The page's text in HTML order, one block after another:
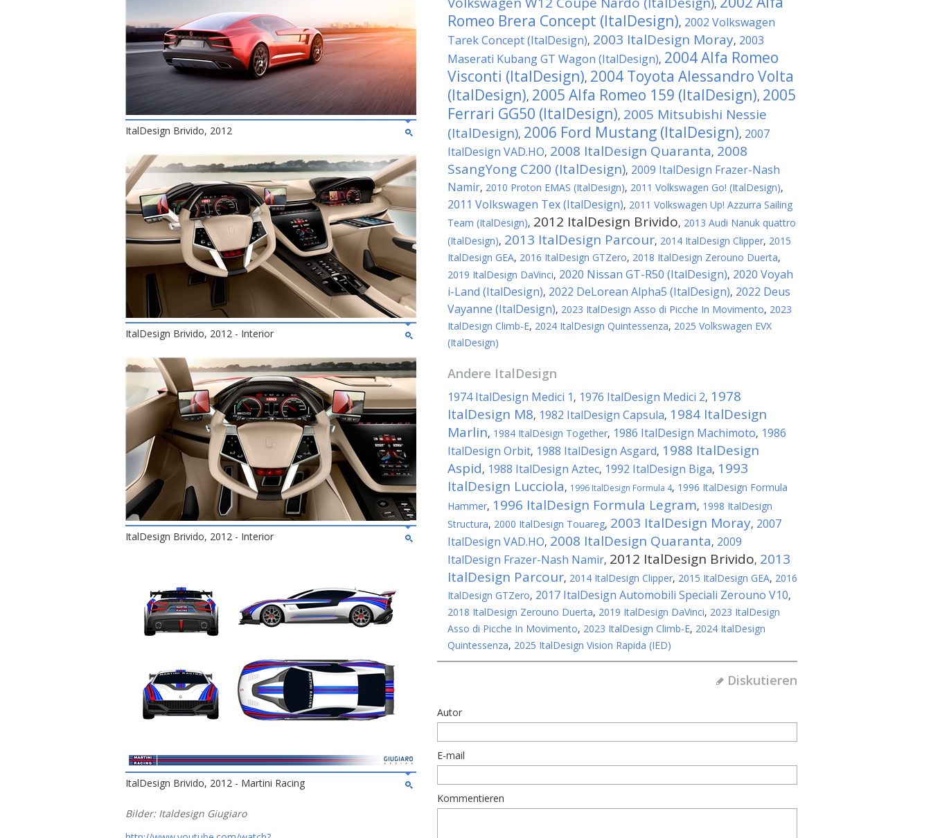
ItalDesign Brivido, 2012
ItalDesign Brivido, 2012 - Interior
ItalDesign Brivido, 2012 - Interior
ItalDesign Brivido, 2012 - Martini Racing
Bilder: Italdesign Giugiaro
,
Romeo Brera Concept (ItalDesign), 2002 Volkswagen
Tarek Concept (ItalDesign), 2003 ItalDesign Moray, 2003
Maserati Kubang GT Wagon (ItalDesign), 2004 Alfa Romeo
Visconti (ItalDesign), 2004 Toyota Alessandro Volta
(ItalDesign), 2005 Alfa Romeo 159 (ItalDesign), 2005
Ferrari GG50 (ItalDesign), 2005 Mitsubishi Nessie
(ItalDesign), 2006 Ford Mustang (ItalDesign), 2007
ItalDesign VAD.HO, 2008 ItalDesign Quaranta, 2008
SsangYong C200 (ItalDesign), 2009 ItalDesign Frazer-Nash
Namir, 2010 Proton EMAS (ItalDesign), 2011 Volkswagen Gо! (ItalDesign),
2011 Volkswagen Tex (ItalDesign), 2011 Volkswagen Up! Azzurra Sailing
Team (ItalDesign), 2012 ItalDesign Brivido, 2013 Audi Nanuk quattro
(ItalDesign), 2013 ItalDesign Parcour, 2014 ItalDesign Clipper, 2015
ItalDesign GEA, 2016 ItalDesign GTZero, 2018 ItalDesign Zerouno Duerta,
2019 ItalDesign DaVinci, 2020 Nissan GT-R50 (ItalDesign), 2020 Voyah
i-Land (ItalDesign), 2022 DeLorean Alpha5 (ItalDesign), 2022 Deus
Vayanne (ItalDesign), 2023 ItalDesign Asso di Picche In Movimento, 2023
ItalDesign Climb-E, 2024 ItalDesign Quintessenza, 2025 Volkswagen EVX
(ItalDesign)
Andere ItalDesign
1974 ItalDesign Medici 1 , 1976 ItalDesign Medici 2, 1978
ItalDesign M8, 1982 ItalDesign Capsula, 1984 ItalDesign
Marlin, 1984 ItalDesign Together, 1986 ItalDesign Machimoto, 1986
ItalDesign Orbit, 1988 ItalDesign Asgard, 1988 ItalDesign
Aspid, 1988 ItalDesign Aztec, 1992 ItalDesign Biga, 1993
ItalDesign Lucciola, 1996 ItalDesign Formula 4, 1996 ItalDesign Formula
Hammer, 1996 ItalDesign Formula Legram, 1998 ItalDesign
Structura, 2000 ItalDesign Touareg, 2003 ItalDesign Moray, 2007
ItalDesign VAD.HO, 2008 ItalDesign Quaranta, 2009
ItalDesign Frazer-Nash Namir, 2012 ItalDesign Brivido, 2013
ItalDesign Parcour, 2014 ItalDesign Clipper, 2015 ItalDesign GEA, 2016
ItalDesign GTZero, 2017 ItalDesign Automobili Speciali Zerouno V10,
2018 ItalDesign Zerouno Duerta, 2019 ItalDesign DaVinci, 2023 ItalDesign
Asso di Picche In Movimento, 2023 ItalDesign Climb-E, 2024 ItalDesign
Quintessenza, 2025 ItalDesign Vision Rapida (IED)
Diskutieren
Autor
E-mail
Kommentieren